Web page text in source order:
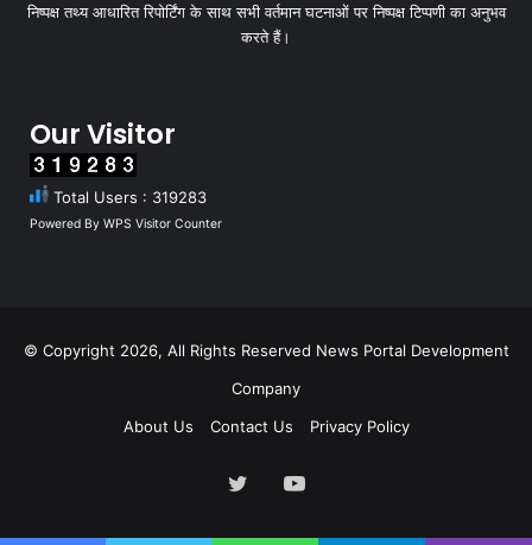
निष्पक्ष तथ्य आधारित रिपोर्टिंग के साथ सभी वर्तमान घटनाओं पर निष्पक्ष टिप्पणी का अनुभव
करते हैं।
Our Visitor
Total Users : 319283
Powered By WPS Visitor Counter
© Copyright 2026, All Rights Reserved News Portal Development
Company
About Us
Contact Us Privacy Policy
TwitterYouTube